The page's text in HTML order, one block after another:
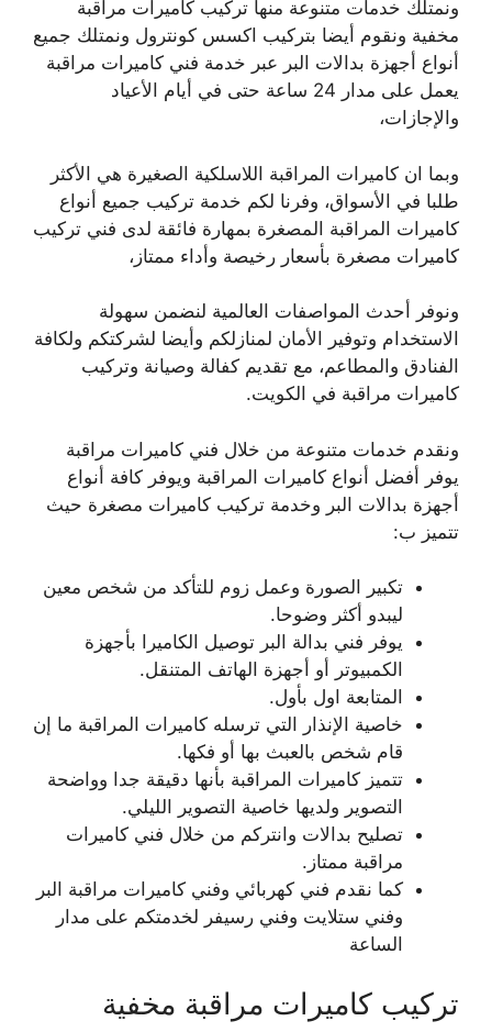
ونمتلك خدمات متنوعة منها تركيب كاميرات مراقبة
مخفية ونقوم أيضا بتركيب اكسس كونترول ونمتلك جميع
أنواع أجهزة بدالات البر عبر خدمة فني كاميرات مراقبة
يعمل على مدار 24 ساعة حتى في أيام الأعياد
والإجازات،
وبما ان كاميرات المراقبة اللاسلكية الصغيرة هي الأكثر
طلبا في الأسواق، وفرنا لكم خدمة تركيب جميع أنواع
كاميرات المراقبة المصغرة بمهارة فائقة لدى فني تركيب
كاميرات مصغرة بأسعار رخيصة وأداء ممتاز،
ونوفر أحدث المواصفات العالمية لنضمن سهولة
الاستخدام وتوفير الأمان لمنازلكم وأيضا لشركتكم ولكافة
الفنادق والمطاعم، مع تقديم كفالة وصيانة وتركيب
كاميرات مراقبة في الكويت.
ونقدم خدمات متنوعة من خلال فني كاميرات مراقبة
يوفر أفضل أنواع كاميرات المراقبة ويوفر كافة أنواع
أجهزة بدالات البر وخدمة تركيب كاميرات مصغرة حيث
تتميز ب:
تكبير الصورة وعمل زوم للتأكد من شخص معين
ليبدو أكثر وضوحا.
يوفر فني بدالة البر توصيل الكاميرا بأجهزة
الكمبيوتر أو أجهزة الهاتف المتنقل.
المتابعة اول بأول.
خاصية الإنذار التي ترسله كاميرات المراقبة ما إن
قام شخص بالعبث بها أو فكها.
تتميز كاميرات المراقبة بأنها دقيقة جدا وواضحة
التصوير ولديها خاصية التصوير الليلي.
تصليح بدالات وانتركم من خلال فني كاميرات
مراقبة ممتاز.
كما نقدم فني كهربائي وفني كاميرات مراقبة البر
وفني ستلايت وفني رسيفر لخدمتكم على مدار
الساعة
تركيب كاميرات مراقبة مخفية